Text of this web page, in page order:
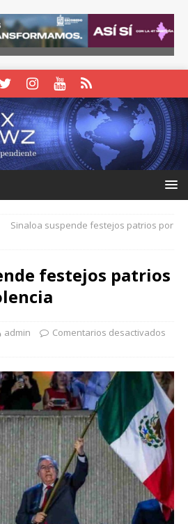
Sinaloa suspende festejos patrios por
festejos patrios
admin Comentarios desactivados